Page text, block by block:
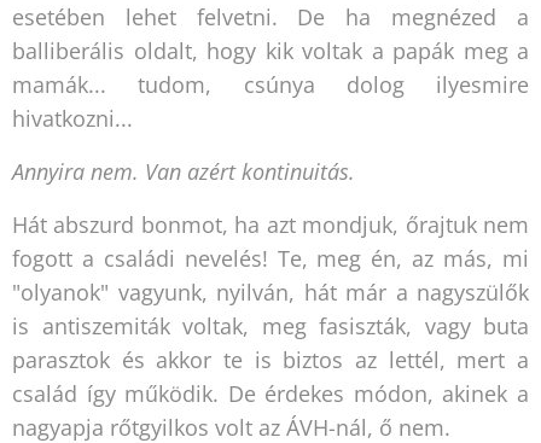
esetében lehet felvetni. De ha megnézed a
balliberális oldalt, hogy kik voltak a papák meg a
mamák... tudom, csúnya dolog ilyesmire
hivatkozni...
Annyira nem. Van azért kontinuitás.
Hát abszurd bonmot, ha azt mondjuk, őrajtuk nem
fogott a családi nevelés! Te, meg én, az más, mi
"olyanok" vagyunk, nyilván, hát már a nagyszülők
is antiszemiták voltak, meg fasiszták, vagy buta
parasztok és akkor te is biztos az lettél, mert a
család így működik. De érdekes módon, akinek a
nagyapja rőtgyilkos volt az ÁVH-nál, ő nem.